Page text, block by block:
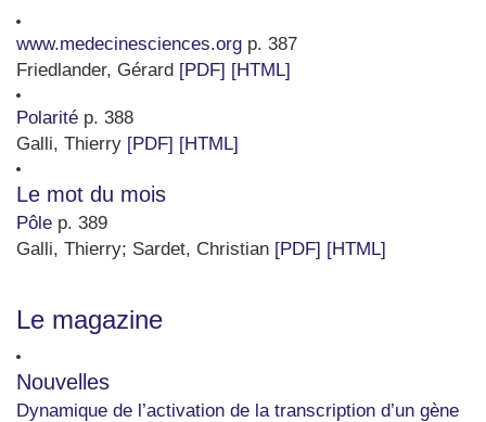
www.medecinesciences.org p. 387
Friedlander, Gérard [PDF] [HTML]
Polarité p. 388
Galli, Thierry [PDF] [HTML]
Le mot du mois
Pôle p. 389
Galli, Thierry; Sardet, Christian [PDF] [HTML]
Le magazine
Nouvelles
Dynamique de l’activation de la transcription d’un gène